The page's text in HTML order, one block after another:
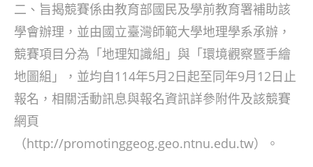
二、旨揭競賽係由教育部國民及學前教育署補助該
學會辦理，並由國立臺灣師範大學地理學系承辦，
競賽項目分為「地理知識組」與「環境觀察暨手繪
地圖組」，並均自114年5月2日起至同年9月12日止
報名，相關活動訊息與報名資訊詳參附件及該競賽
網頁
（http://promotinggeog.geo.ntnu.edu.tw）。